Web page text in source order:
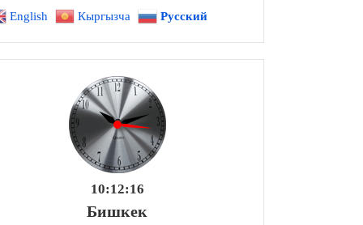
English Кыргызча Русский
10:12:17
Бишкек